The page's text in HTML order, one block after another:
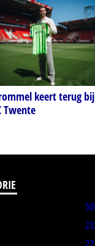
keert terug bij
Twente